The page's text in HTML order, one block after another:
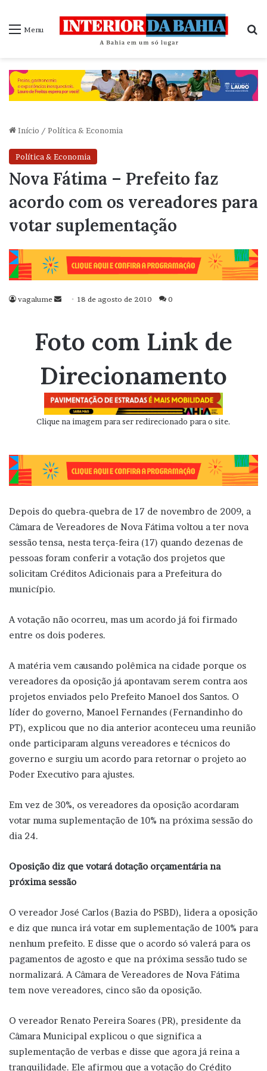
Menu
Início / Política & Economia
Política & Economia
Nova Fátima – Prefeito faz
acordo com os vereadores para
votar suplementação
vagalume
Mande
mail
18 de agosto de 2010 0
Foto com Link de
Direcionamento
Clique na imagem para ser redirecionado para o site.
Depois do quebra-quebra de 17 de novembro de 2009, a
Câmara de Vereadores de Nova Fátima voltou a ter nova
sessão tensa, nesta terça-feira (17) quando dezenas de
pessoas foram conferir a votação dos projetos que
solicitam Créditos Adicionais para a Prefeitura do
município.
A votação não ocorreu, mas um acordo já foi firmado
entre os dois poderes.
A matéria vem causando polêmica na cidade porque os
vereadores da oposição já apontavam serem contra aos
projetos enviados pelo Prefeito Manoel dos Santos. O
líder do governo, Manoel Fernandes (Fernandinho do
PT), explicou que no dia anterior aconteceu uma reunião
onde participaram alguns vereadores e técnicos do
governo e surgiu um acordo para retornar o projeto ao
Poder Executivo para ajustes.
Em vez de 30%, os vereadores da oposição acordaram
votar numa suplementação de 10% na próxima sessão do
dia 24.
Oposição diz que votará dotação orçamentária na
próxima sessão
O vereador José Carlos (Bazia do PSBD), lidera a oposição
e diz que nunca irá votar em suplementação de 100% para
nenhum prefeito. E disse que o acordo só valerá para os
pagamentos de agosto e que na próxima sessão tudo se
normalizará. A Câmara de Vereadores de Nova Fátima
tem nove vereadores, cinco são da oposição.
O vereador Renato Pereira Soares (PR), presidente da
Câmara Municipal explicou o que significa a
suplementação de verbas e disse que agora já reina a
tranquilidade. Ele afirmou que a votação do Crédito